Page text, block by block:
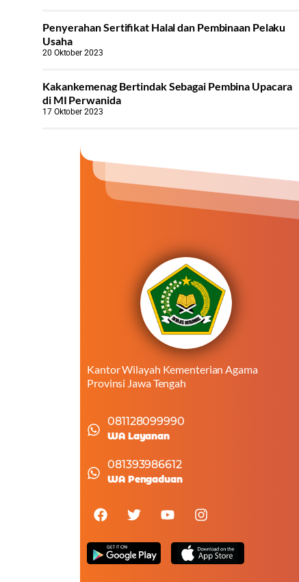
Penyerahan Sertifikat Halal dan Pembinaan Pelaku
Usaha
20 Oktober 2023
Kakankemenag Bertindak Sebagai Pembina Upacara
di MI Perwanida
17 Oktober 2023
Kantor Wilayah Kementerian Agama
Provinsi Jawa Tengah
081128099990
WA Layanan
081393986612
WA Pengaduan